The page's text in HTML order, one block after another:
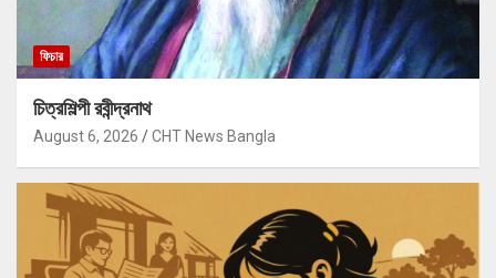
ফিচার
চিত্রশিল্পী রবীন্দ্রনাথ
August 6, 2026 CHT News Bangla